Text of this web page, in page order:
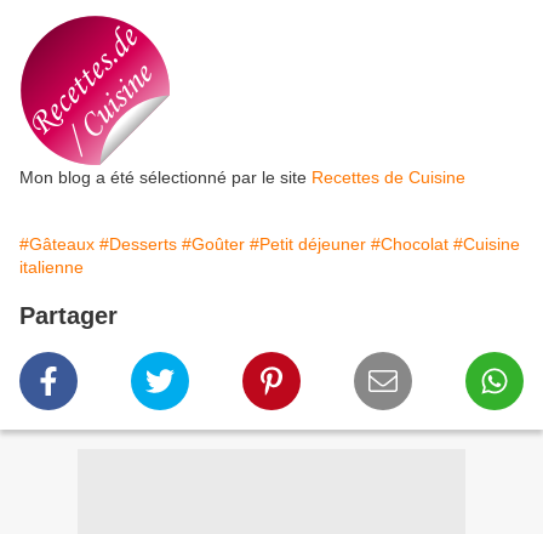
Mon blog a été sélectionné par le site Recettes de Cuisine
#Gâteaux #Desserts #Goûter #Petit déjeuner #Chocolat #Cuisine
italienne
Partager